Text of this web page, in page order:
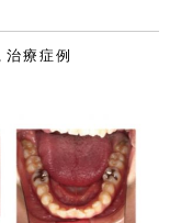
治療症例